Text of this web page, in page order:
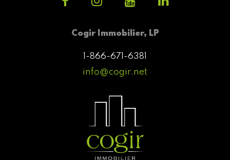
Cogir Immobilier, LP
1-866-671-6381
info@cogir.net